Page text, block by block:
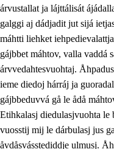
1.4 Dahkamávvo,
1.5 Vieledus
1.6 Demokratijja ja
árvustallat ja lájttálisát
galggi aj dádjadit jut sijá
máhtti liehket
gájbbet máhtov, valla vaddá
árvvedahtesvuohtaj.
ieme diedoj hárráj ja
gájbbeduvvá gå le ådå
Etihkalasj diedulasjvuohta le
vuosstij mij le dárbulasj jus
åvdåsvásstediddje ulmusj.